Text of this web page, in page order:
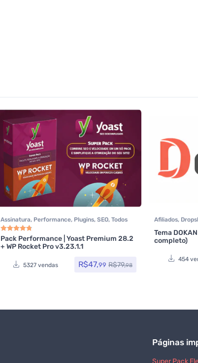
Assinatura, Performance, Plugins, SEO, Todos
os itens, WP Rocket
Avaliação 4.85de 5
Pack Performance | Yoast Premium 28.2
+ WP Rocket Pro v3.23.1.1
5327 vendas R$47,99 R$79,98
Afiliados,
MarketPlace,
Wocoomerce
Tema
completo)
454
Páginas